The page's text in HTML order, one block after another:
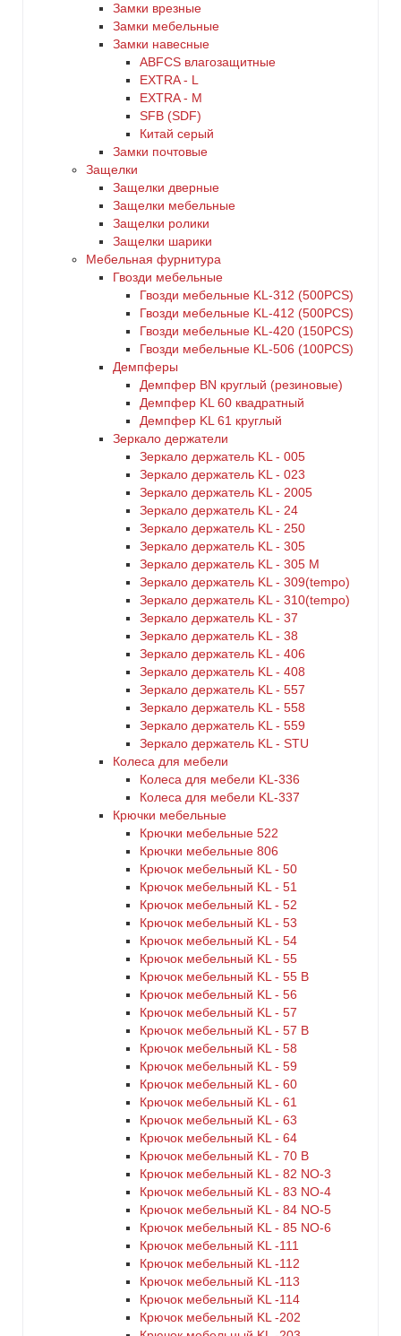
Замки врезные
Замки мебельные
Замки навесные
ABFCS влагозащитные
EXTRA - L
EXTRA - М
SFB (SDF)
Китай серый
Замки почтовые
Защелки
Защелки дверные
Защелки мебельные
Защелки ролики
Защелки шарики
Мебельная фурнитура
Гвозди мебельные
Гвозди мебельные KL-312 (500PCS)
Гвозди мебельные KL-412 (500PCS)
Гвозди мебельные KL-420 (150PCS)
Гвозди мебельные KL-506 (100PCS)
Демпферы
Демпфер BN круглый (резиновые)
Демпфер KL 60 квадратный
Демпфер KL 61 круглый
Зеркало держатели
Зеркало держатель KL - 005
Зеркало держатель KL - 023
Зеркало держатель KL - 2005
Зеркало держатель KL - 24
Зеркало держатель KL - 250
Зеркало держатель KL - 305
Зеркало держатель KL - 305 M
Зеркало держатель KL - 309(tempo)
Зеркало держатель KL - 310(tempo)
Зеркало держатель KL - 37
Зеркало держатель KL - 38
Зеркало держатель KL - 406
Зеркало держатель KL - 408
Зеркало держатель KL - 557
Зеркало держатель KL - 558
Зеркало держатель KL - 559
Зеркало держатель KL - STU
Колеса для мебели
Колеса для мебели KL-336
Колеса для мебели KL-337
Крючки мебельные
Крючки мебельные 522
Крючки мебельные 806
Крючок мебельный KL - 50
Крючок мебельный KL - 51
Крючок мебельный KL - 52
Крючок мебельный KL - 53
Крючок мебельный KL - 54
Крючок мебельный KL - 55
Крючок мебельный KL - 55 B
Крючок мебельный KL - 56
Крючок мебельный KL - 57
Крючок мебельный KL - 57 B
Крючок мебельный KL - 58
Крючок мебельный KL - 59
Крючок мебельный KL - 60
Крючок мебельный KL - 61
Крючок мебельный KL - 63
Крючок мебельный KL - 64
Крючок мебельный KL - 70 B
Крючок мебельный KL - 82 NO-3
Крючок мебельный KL - 83 NO-4
Крючок мебельный KL - 84 NO-5
Крючок мебельный KL - 85 NO-6
Крючок мебельный KL -111
Крючок мебельный KL -112
Крючок мебельный KL -113
Крючок мебельный KL -114
Крючок мебельный KL -202